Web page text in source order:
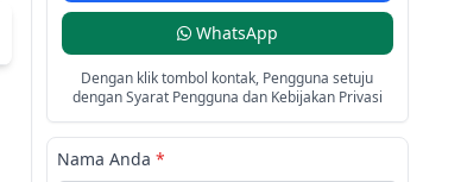
WhatsApp
Dengan klik tombol kontak, Pengguna setuju
dengan Syarat Pengguna dan Kebijakan Privasi
Nama Anda *